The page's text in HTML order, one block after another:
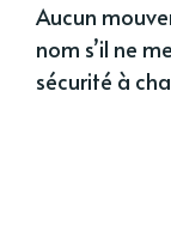
Aucun
nom s’il ne
sécurité à